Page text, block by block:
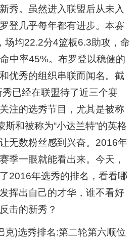
秀。虽然进入联盟后从未入
登几乎每年都有进步。本赛
场均22.2分4篮板6.3助攻，命
中率45%。布罗登以稳健的
优秀的组织串联而闻名。截
已经在联盟待了近三个赛
注的选秀节目，尤其是被称
斯和被称为“小达兰特”的英格
无数粉丝感到兴奋。2016年
季一眼就能看出来。今天，
2016年选秀的排名，看看哪
挥出自己的才华，谁不看好
击的新秀？
克)选秀排名:第二轮第六顺位